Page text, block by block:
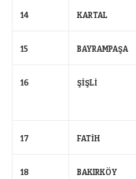
14 KARTAL
15 BAYRAMPAŞA
16 ŞİŞLİ
17 FATİH
18 BAKIRKÖY